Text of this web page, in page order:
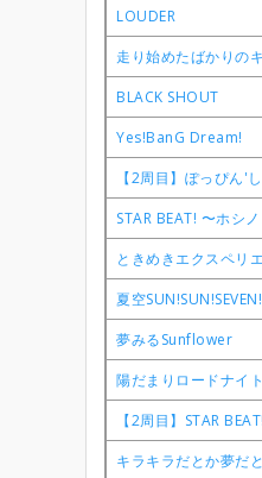
LOUDER
BLACK SHOUT
Yes!BanG Dream!
夏空SUN!SUN!SEVEN!
夢みるSunflower
陽だまりロードナイト
LOUDER
BLACK SHOUT
Yes!BanG Dream!
夏空SUN!SUN!SEVEN!
夢みるSunflower
陽だまりロードナイト
LOUDER
BLACK SHOUT
Yes!BanG Dream!
夏空SUN!SUN!SEVEN!
夢みるSunflower
陽だまりロードナイト
LOUDER
BLACK SHOUT
Yes!BanG Dream!
夏空SUN!SUN!SEVEN!
夢みるSunflower
陽だまりロードナイト